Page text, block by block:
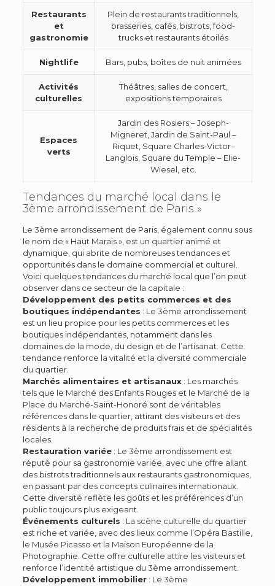
Restaurants
et
gastronomie
Plein de restaurants traditionnels,
brasseries, cafés, bistrots, food-
trucks et restaurants étoilés
Nightlife Bars, pubs, boîtes de nuit animées
Activités
culturelles
Théâtres, salles de concert,
expositions temporaires
Espaces
verts
Jardin des Rosiers – Joseph-
Migneret, Jardin de Saint-Paul –
Riquet, Square Charles-Victor-
Langlois, Square du Temple – Elie-
Wiesel, etc.
Tendances du marché local dans le
3ème arrondissement de Paris »
Le 3ème arrondissement de Paris, également connu sous
le nom de « Haut Marais », est un quartier animé et
dynamique, qui abrite de nombreuses tendances et
opportunités dans le domaine commercial et culturel.
Voici quelques tendances du marché local que l’on peut
observer dans ce secteur de la capitale :
Développement des petits commerces et des
boutiques indépendantes : Le 3ème arrondissement
est un lieu propice pour les petits commerces et les
boutiques indépendantes, notamment dans les
domaines de la mode, du design et de l’artisanat. Cette
tendance renforce la vitalité et la diversité commerciale
du quartier.
Marchés alimentaires et artisanaux: Les marchés
tels que le Marché des Enfants Rouges et le Marché de la
Place du Marché-Saint-Honoré sont de véritables
références dans le quartier, attirant des visiteurs et des
résidents à la recherche de produits frais et de spécialités
locales.
Restauration variée: Le 3ème arrondissement est
réputé pour sa gastronomie variée, avec une offre allant
des bistrots traditionnels aux restaurants gastronomiques,
en passant par des concepts culinaires internationaux.
Cette diversité reflète les goûts et les préférences d’un
public toujours plus exigeant.
Événements culturels : La scène culturelle du quartier
est riche et variée, avec des lieux comme l’Opéra Bastille,
le Musée Picasso et la Maison Européenne de la
Photographie. Cette offre culturelle attire les visiteurs et
renforce l’identité artistique du 3ème arrondissement.
Développement immobilier: Le 3ème